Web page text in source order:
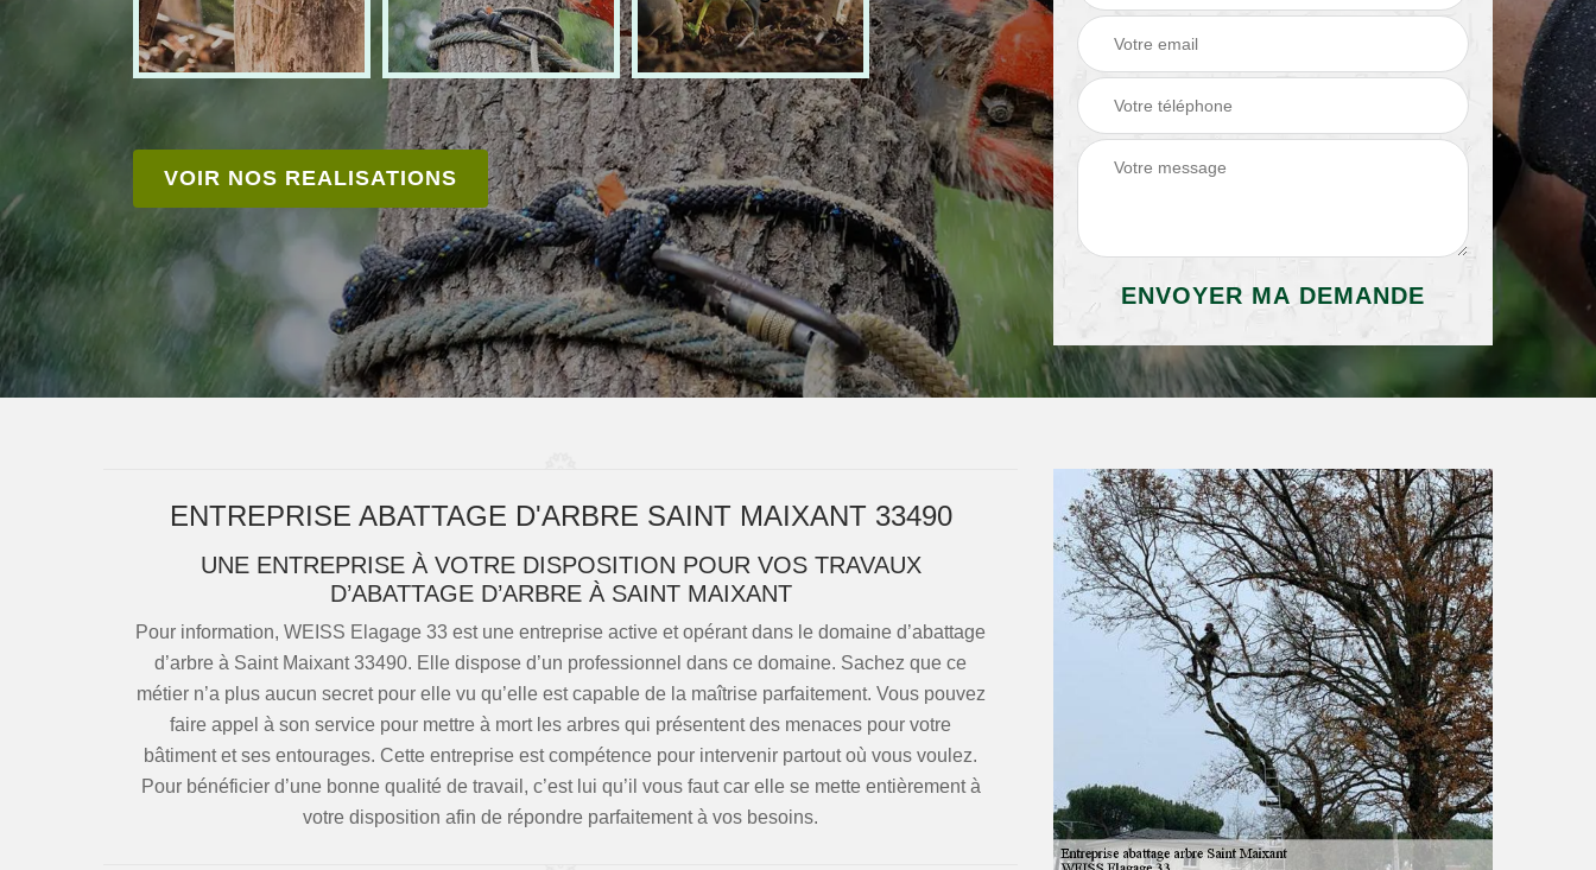
VOIR NOS REALISATIONS
ENTREPRISE ABATTAGE D'ARBRE SAINT MAIXANT 33490
UNE ENTREPRISE À VOTRE DISPOSITION POUR VOS TRAVAUX
D’ABATTAGE D’ARBRE À SAINT MAIXANT
Pour information, WEISS Elagage 33 est une entreprise active et opérant dans le domaine d’abattage
d’arbre à Saint Maixant 33490. Elle dispose d’un professionnel dans ce domaine. Sachez que ce
métier n’a plus aucun secret pour elle vu qu’elle est capable de la maîtrise parfaitement. Vous pouvez
faire appel à son service pour mettre à mort les arbres qui présentent des menaces pour votre
bâtiment et ses entourages. Cette entreprise est compétence pour intervenir partout où vous voulez.
Pour bénéficier d’une bonne qualité de travail, c’est lui qu’il vous faut car elle se mette entièrement à
votre disposition afin de répondre parfaitement à vos besoins.